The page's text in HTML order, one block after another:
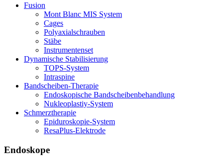
Fusion
Mont Blanc MIS System
Cages
Polyaxialschrauben
Stäbe
Instrumentenset
Dynamische Stabilisierung
TOPS-System
Intraspine
Bandscheiben-Therapie
Endoskopische Bandscheibenbehandlung
Nukleoplastiy-System
Schmerztherapie
Epiduroskopie-System
ResaPlus-Elektrode
Endoskope